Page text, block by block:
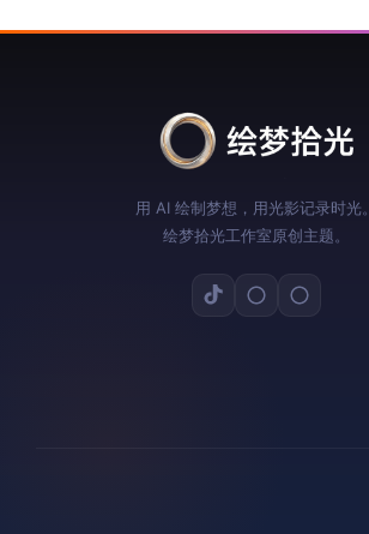
用 AI 绘制梦想，用光影记录时光。
绘梦拾光工作室原创主题。